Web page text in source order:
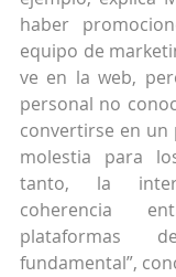
haber
equipo de
ve en la web,
personal no
convertirse en un
molestia para
tanto, la
coherencia
plataformas
fundamental”,